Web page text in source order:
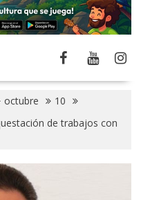
octubre
10
de trabajos con